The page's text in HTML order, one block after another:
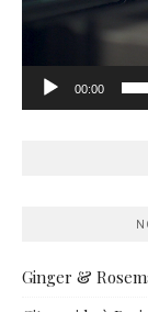
00:00
Ginger &